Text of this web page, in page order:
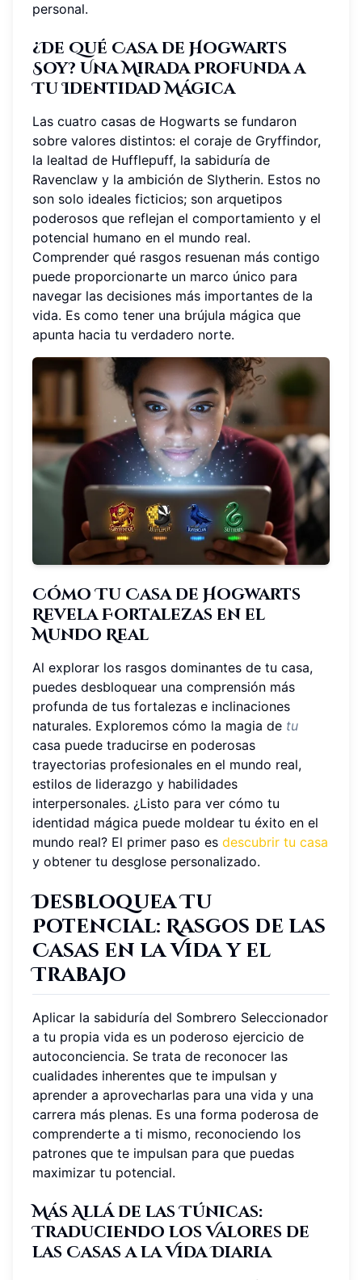
personal.
¿De Qué Casa de Hogwarts
Soy? Una Mirada Profunda a
Tu Identidad Mágica
Las cuatro casas de Hogwarts se fundaron
sobre valores distintos: el coraje de Gryffindor,
la lealtad de Hufflepuff, la sabiduría de
Ravenclaw y la ambición de Slytherin. Estos no
son solo ideales ficticios; son arquetipos
poderosos que reflejan el comportamiento y el
potencial humano en el mundo real.
Comprender qué rasgos resuenan más contigo
puede proporcionarte un marco único para
navegar las decisiones más importantes de la
vida. Es como tener una brújula mágica que
apunta hacia tu verdadero norte.
Cómo Tu Casa de Hogwarts
Revela Fortalezas en el
Mundo Real
Al explorar los rasgos dominantes de tu casa,
puedes desbloquear una comprensión más
profunda de tus fortalezas e inclinaciones
naturales. Exploremos cómo la magia de tu
casa puede traducirse en poderosas
trayectorias profesionales en el mundo real,
estilos de liderazgo y habilidades
interpersonales. ¿Listo para ver cómo tu
identidad mágica puede moldear tu éxito en el
mundo real? El primer paso es descubrir tu casa
y obtener tu desglose personalizado.
Desbloquea Tu
Potencial: Rasgos de las
Casas en la Vida y el
Trabajo
Aplicar la sabiduría del Sombrero Seleccionador
a tu propia vida es un poderoso ejercicio de
autoconciencia. Se trata de reconocer las
cualidades inherentes que te impulsan y
aprender a aprovecharlas para una vida y una
carrera más plenas. Es una forma poderosa de
comprenderte a ti mismo, reconociendo los
patrones que te impulsan para que puedas
maximizar tu potencial.
Más Allá de las Túnicas:
Traduciendo los Valores de
las Casas a la Vida Diaria